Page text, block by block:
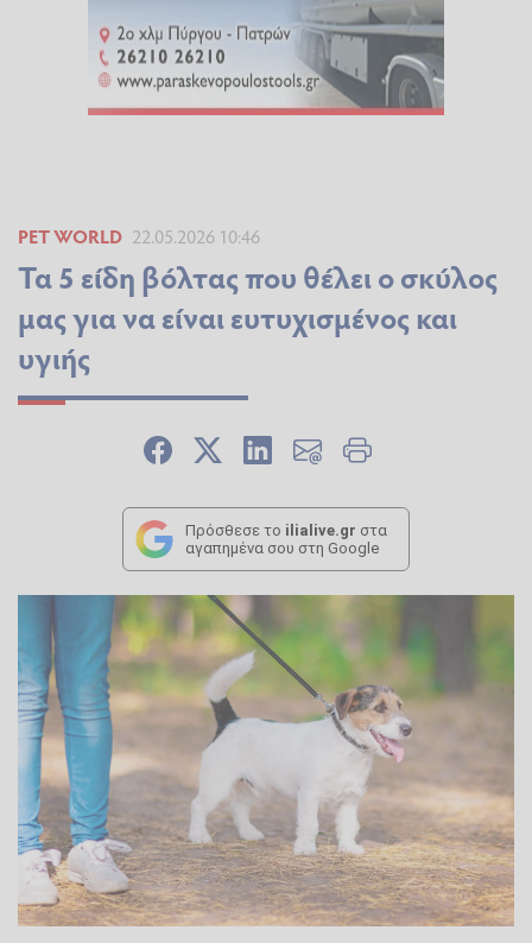
PET WORLD 22.05.2026 10:46
Τα 5 είδη βόλτας που θέλει ο σκύλος
μας για να είναι ευτυχισμένος και
υγιής
Πρόσθεσε το ilialive.gr στα
αγαπημένα σου στη Google